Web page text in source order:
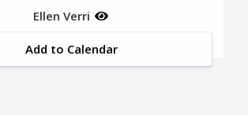
Ellen Verri
Add to Calendar